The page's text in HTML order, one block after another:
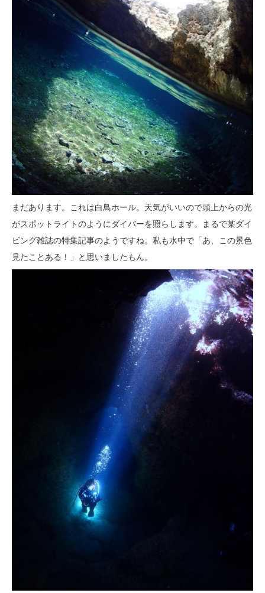
まだあります。これは白鳥ホール。天気がいいので頭上からの光
がスポットライトのようにダイバーを照らします。まるで某ダイ
ビング雑誌の特集記事のようですね。私も水中で「あ、この景色
見たことある！」と思いましたもん。